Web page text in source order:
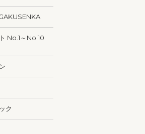
No.1～No.10
ク